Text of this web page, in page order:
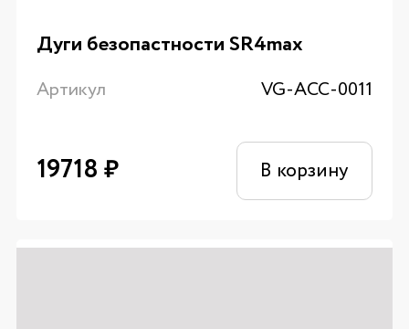
Дуги безопастности SR4max
Артикул VG-ACC-0011
19718 ₽ В корзину